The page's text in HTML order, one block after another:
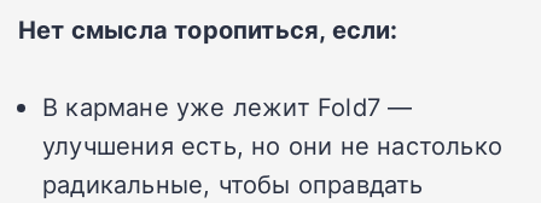
Нет смысла торопиться, если:
В кармане уже лежит Fold7 —
улучшения есть, но они не настолько
радикальные, чтобы оправдать